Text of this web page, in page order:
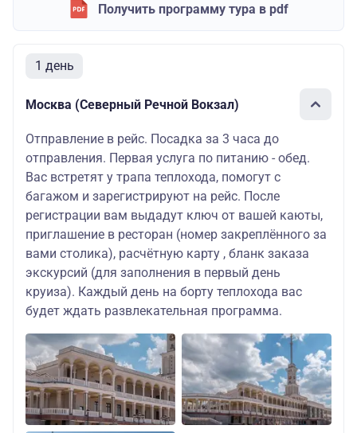
Получить программу тура в pdf
1 день
Москва (Северный Речной Вокзал)
Отправление в рейс. Посадка за 3 часа до
отправления. Первая услуга по питанию - обед.
Вас встретят у трапа теплохода, помогут с
багажом и зарегистрируют на рейс. После
регистрации вам выдадут ключ от вашей каюты,
приглашение в ресторан (номер закреплённого за
вами столика), расчётную карту , бланк заказа
экскурсий (для заполнения в первый день
круиза). Каждый день на борту теплохода вас
будет ждать развлекательная программа.